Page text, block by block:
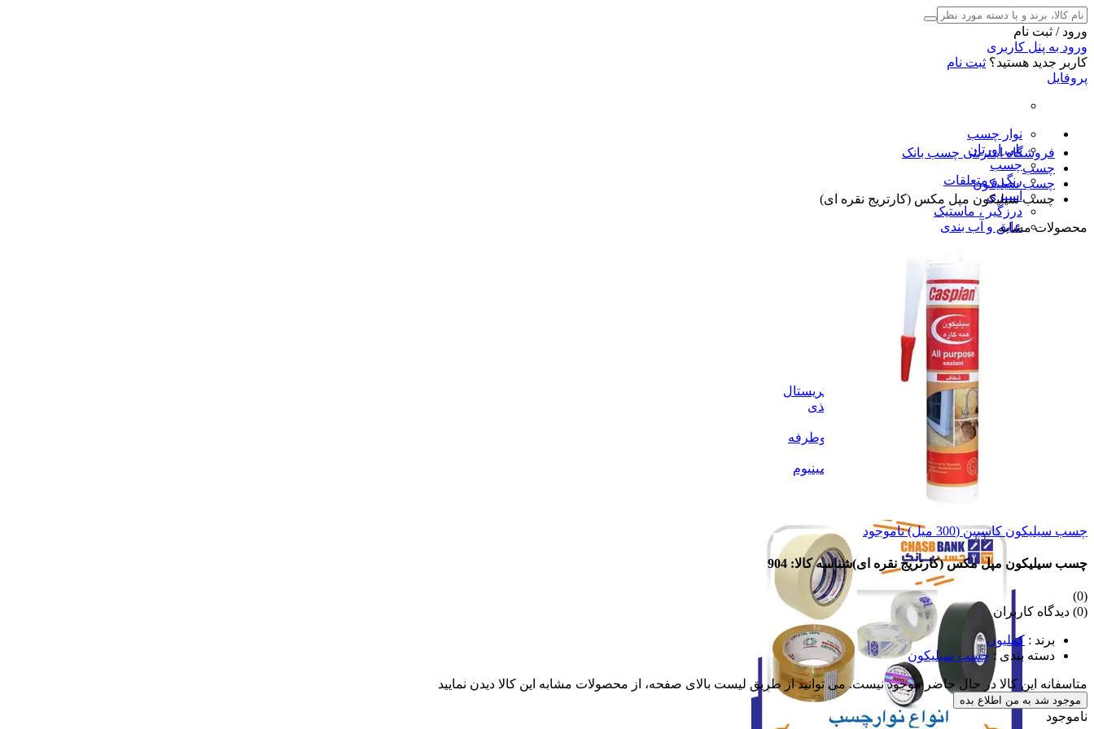
ورود / ثبت نام
ورود به پنل کاربری
کاربر جدید هستید؟ ثبت نام
پروفایل
نوار چسب
پلی اورتان
چسب
رنگ و متعلقات
اسپری
درزگیر ، ماستیک
عایق و آب بندی
شگفت انگیزها
نوارچسب کریستال
نوارچسب کریستال
نوارچسب کاغذی
نوارچسب کاغذی
نوارچسب برق
نوارچسب دوطرفه
نوارچسب دوطرفه
نوار پرایمر نوار پرایمر
نوارچسب آلمینیوم
نوارچسب آلمینیوم
همه دسته بندی های نوار چسب
فروشگاه اینترنتی چسب بانک
چسب
چسب سیلیکون
چسب سیلیکون مپل مکس (کارتریج نقره ای)
محصولات مشابه
چسب سیلیکون کاسپین (300 میل) ناموجود
چسب سیلیکون مپل مکس (کارتریج نقره ای)شناسه کالا: 904
(0)
(0) دیدگاه کاربران
برند : کملیون
دسته بندی : چسب سیلیکون
متاسفانه این کالا در حال حاضر موجود نیست. می توانید از طریق لیست بالای صفحه، از محصولات مشابه این کالا دیدن نمایید
موجود شد به من اطلاع بده
ناموجود